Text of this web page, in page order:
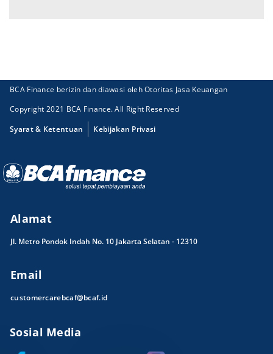
BCA Finance berizin dan diawasi oleh Otoritas Jasa Keuangan
Copyright 2021 BCA Finance. All Right Reserved
Syarat & Ketentuan
Kebijakan Privasi
Alamat
Jl. Metro Pondok Indah No. 10 Jakarta Selatan - 12310
Email
customercarebcaf@bcaf.id
Sosial Media